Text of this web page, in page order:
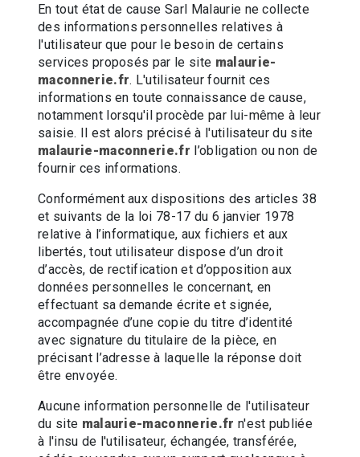
En tout état de cause Sarl Malaurie ne collecte
des informations personnelles relatives à
l'utilisateur que pour le besoin de certains
services proposés par le site malaurie-
maconnerie.fr. L'utilisateur fournit ces
informations en toute connaissance de cause,
notamment lorsqu'il procède par lui-même à leur
saisie. Il est alors précisé à l'utilisateur du site
malaurie-maconnerie.fr l’obligation ou non de
fournir ces informations.
Conformément aux dispositions des articles 38
et suivants de la loi 78-17 du 6 janvier 1978
relative à l’informatique, aux fichiers et aux
libertés, tout utilisateur dispose d’un droit
d’accès, de rectification et d’opposition aux
données personnelles le concernant, en
effectuant sa demande écrite et signée,
accompagnée d’une copie du titre d’identité
avec signature du titulaire de la pièce, en
précisant l’adresse à laquelle la réponse doit
être envoyée.
Aucune information personnelle de l'utilisateur
du site malaurie-maconnerie.fr n'est publiée
à l'insu de l'utilisateur, échangée, transférée,